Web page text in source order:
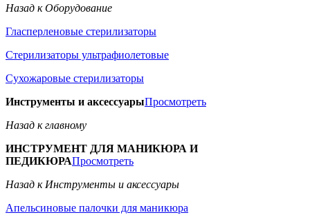
Назад к Оборудование
Гласперленовые стерилизаторы
Стерилизаторы ультрафиолетовые
Сухожаровые стерилизаторы
Инструменты и аксессуарыПросмотреть
Назад к главному
ИНСТРУМЕНТ ДЛЯ МАНИКЮРА И
ПЕДИКЮРАПросмотреть
Назад к Инструменты и аксессуары
Апельсиновые палочки для маникюра